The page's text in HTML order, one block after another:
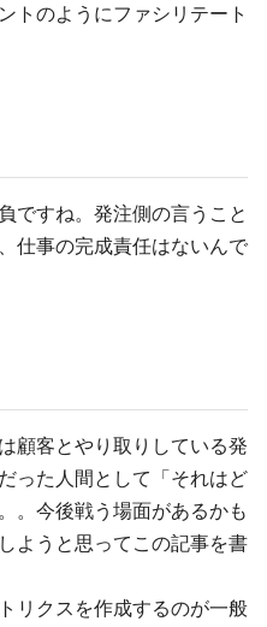
トのようにファシリテート
ですね。発注側の言うこと
仕事の完成責任はないんで
顧客とやり取りしている発
った人間として「それはど
。今後戦う場面があるかも
ようと思ってこの記事を書
リクスを作成するのが一般